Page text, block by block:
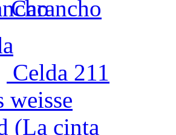
Carancho
Celda 211